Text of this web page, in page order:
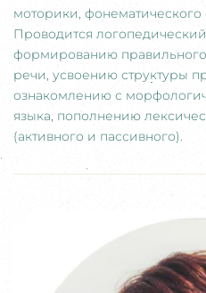
моторики, фонематического
Проводится
формированию правильного
речи, усвоению структуры
ознакомлению с
языка, пополнению
(активного и пассивного).